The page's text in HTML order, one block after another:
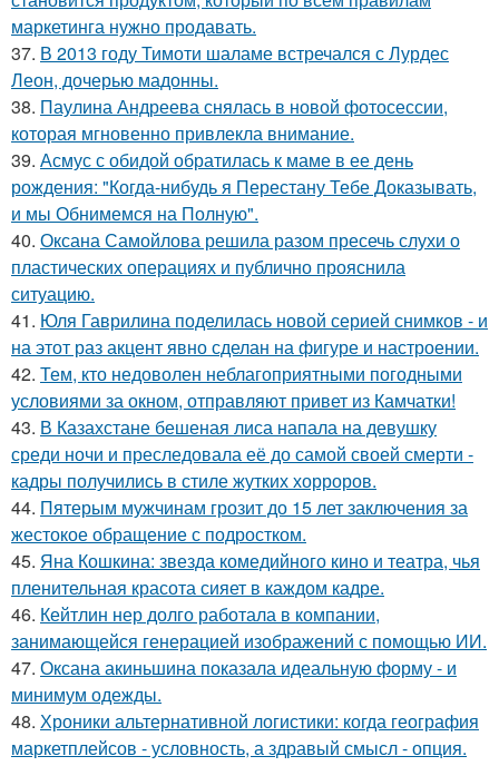
маркетинга нужно продавать.
37. В 2013 году Тимоти шаламе встречался с Лурдес
Леон, дочерью мадонны.
38. Паулина Андреева снялась в новой фотосессии,
которая мгновенно привлекла внимание.
39. Асмус с обидой обратилась к маме в ее день
рождения: "Когда-нибудь я Перестану Тебе Доказывать,
и мы Обнимемся на Полную".
40. Оксана Самойлова решила разом пресечь слухи о
пластических операциях и публично прояснила
ситуацию.
41. Юля Гаврилина поделилась новой серией снимков - и
на этот раз акцент явно сделан на фигуре и настроении.
42. Тем, кто недоволен неблагоприятными погодными
условиями за окном, отправляют привет из Камчатки!
43. В Казахстане бешеная лиса напала на девушку
среди ночи и преследовала её до самой своей смерти -
кадры получились в стиле жутких хорроров.
44. Пятерым мужчинам грозит до 15 лет заключения за
жестокое обращение с подростком.
45. Яна Кошкина: звезда комедийного кино и театра, чья
пленительная красота сияет в каждом кадре.
46. Кейтлин нер долго работала в компании,
занимающейся генерацией изображений с помощью ИИ.
47. Оксана акиньшина показала идеальную форму - и
минимум одежды.
48. Хроники альтернативной логистики: когда география
маркетплейсов - условность, а здравый смысл - опция.